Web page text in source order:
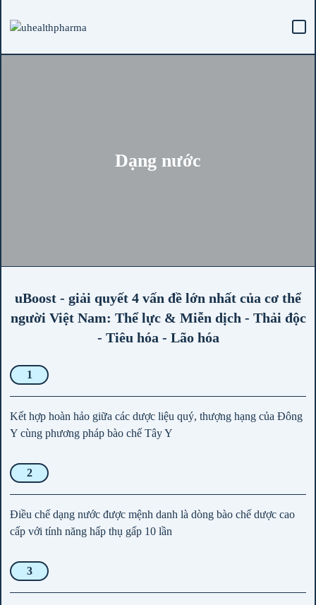
Dạng nước
uBoost - giải quyết 4 vấn đề lớn nhất của cơ thể
người Việt Nam: Thể lực & Miễn dịch - Thải độc
- Tiêu hóa - Lão hóa
1
Kết hợp hoàn hảo giữa các dược liệu quý, thượng hạng của Đông
Y cùng phương pháp bào chế Tây Y
2
Điều chế dạng nước được mệnh danh là dòng bào chế dược cao
cấp với tính năng hấp thụ gấp 10 lần
3